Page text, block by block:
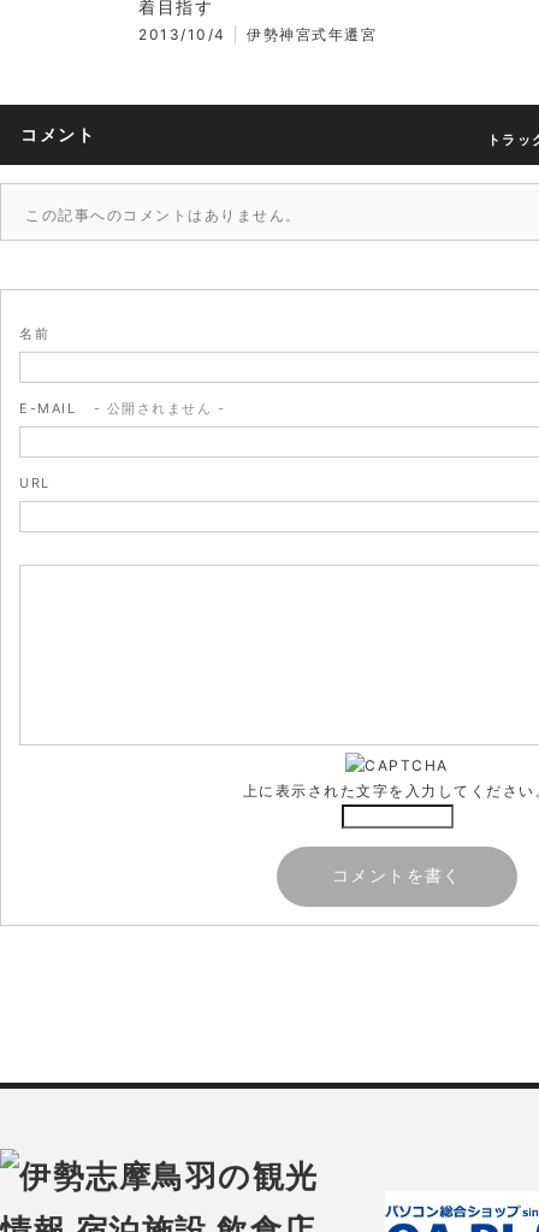
着目指す
2013/10/4 伊勢神宮式年遷宮
コメント トラ
この記事へのコメントはありません。
名前
E-MAIL - 公開されません -
URL
上に表示された文字を入力してください